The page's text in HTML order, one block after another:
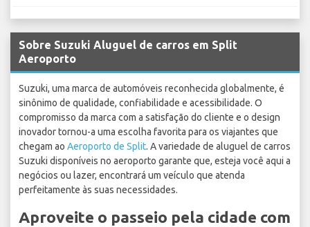
Sobre Suzuki Aluguel de carros em Split
Aeroporto
Suzuki, uma marca de automóveis reconhecida globalmente, é
sinônimo de qualidade, confiabilidade e acessibilidade. O
compromisso da marca com a satisfação do cliente e o design
inovador tornou-a uma escolha favorita para os viajantes que
chegam ao Aeroporto de Split. A variedade de aluguel de carros
Suzuki disponíveis no aeroporto garante que, esteja você aqui a
negócios ou lazer, encontrará um veículo que atenda
perfeitamente às suas necessidades.
Aproveite o passeio pela cidade com